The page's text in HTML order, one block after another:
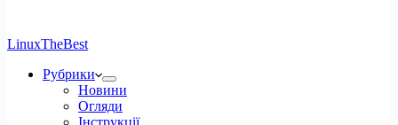
LinuxTheBest
Рубрики
Новини
Огляди
Інструкції